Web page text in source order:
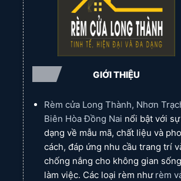
6. Cơ
chế
hoạt
động:
Kéo rèm bằng tay hoặc
mô tơ và kéo gọn về 1 bên
hoặc 2 bên trái phải của
7. Xuất
xứ:
KOREA|TAIWAN
8. Bảo
hành
và bảo
trì:
9. Giá
cả:
Giá tính trên 1m hoàn
thiện
10.
Liên
lạc:
ZALO
chế
hoạt
động:
7. Xuất
xứ:
9. Giá
cả:
Liên
lạc:
GIỚI THIỆU
Rèm cửa Long Thành, Nhơn
Biên Hòa Đồng Nai nổi bật với
dạng về mẫu mã, chất liệu và
cách, đáp ứng nhu cầu trang trí
chống nắng cho không gian
làm việc. Các loại rèm như rèm